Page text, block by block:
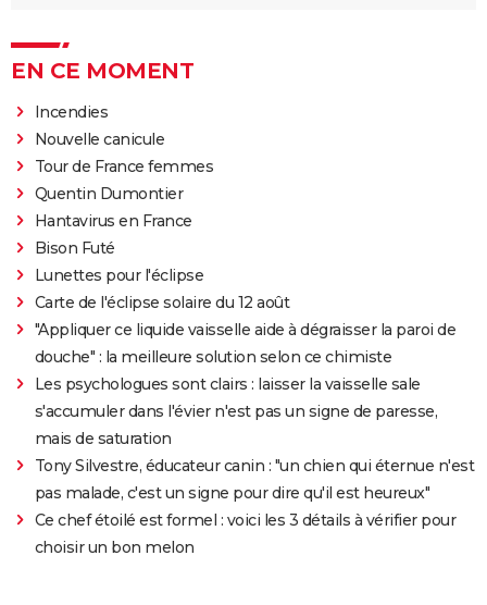
EN CE MOMENT
Incendies
Nouvelle canicule
Tour de France femmes
Quentin Dumontier
Hantavirus en France
Bison Futé
Lunettes pour l'éclipse
Carte de l'éclipse solaire du 12 août
"Appliquer ce liquide vaisselle aide à dégraisser la paroi de
douche" : la meilleure solution selon ce chimiste
Les psychologues sont clairs : laisser la vaisselle sale
s'accumuler dans l'évier n'est pas un signe de paresse,
mais de saturation
Tony Silvestre, éducateur canin : "un chien qui éternue n'est
pas malade, c'est un signe pour dire qu'il est heureux"
Ce chef étoilé est formel : voici les 3 détails à vérifier pour
choisir un bon melon